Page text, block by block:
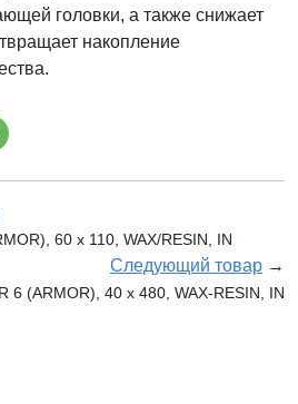
головки, а также снижает
накопление
60 x 110, WAX/RESIN, IN
Следующий товар →
6 (ARMOR), 40 х 480, WAX-RESIN, IN